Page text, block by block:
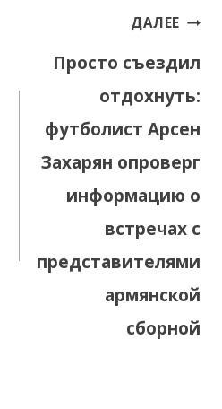
ДАЛЕЕ
Просто съездил
отдохнуть:
футболист Арсен
Захарян опроверг
информацию о
встречах с
представителями
армянской
сборной